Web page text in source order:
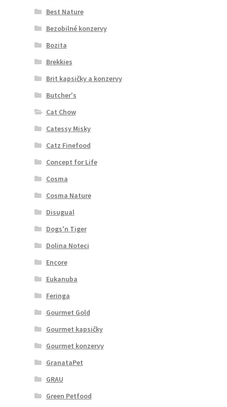
Best Nature
Bezobilné konzervy
Bozita
Brekkies
Brit kapsičky a konzervy
Butcher's
Cat Chow
Catessy Misky
Catz Finefood
Concept for Life
Cosma
Cosma Nature
Disugual
Dogs'n Tiger
Dolina Noteci
Encore
Eukanuba
Feringa
Gourmet Gold
Gourmet kapsičky
Gourmet konzervy
GranataPet
GRAU
Green Petfood